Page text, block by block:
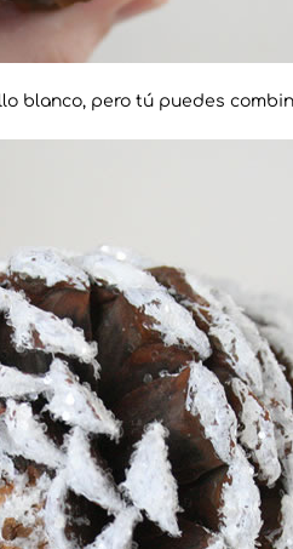
blanco, pero tú puedes